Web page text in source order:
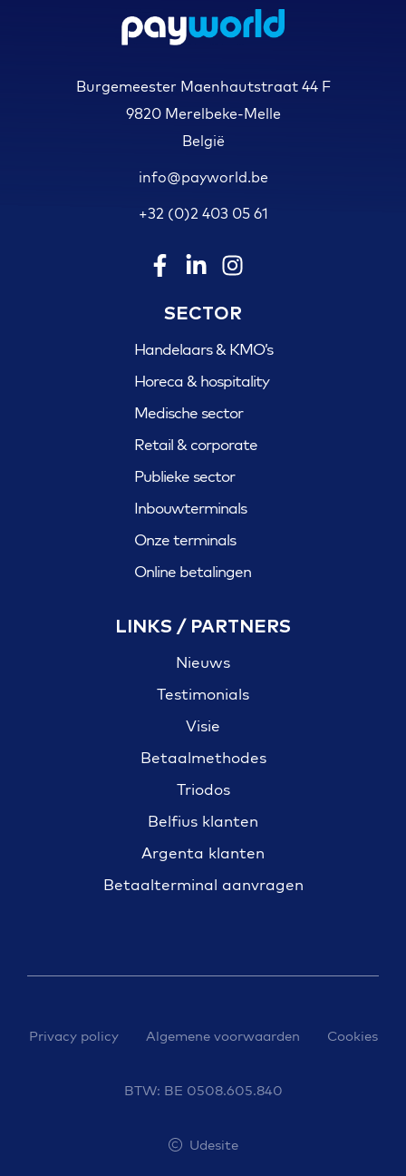
SECTOR
Handelaars & KMO’s
Horeca & hospitality
Medische sector
Retail & corporate
Publieke sector
Inbouwterminals
Onze terminals
Online betalingen
LINKS / PARTNERS
Nieuws
Testimonials
Visie
Betaalmethodes
Triodos
Belfius klanten
Argenta klanten
Betaalterminal aanvragen
Burgemeester Maenhautstraat 44 F
9820 Merelbeke-Melle
België
info@payworld.be
+32 (0)2 403 05 61
Privacy policy Algemene voorwaarden Cookies
BTW: BE 0508.605.840
Udesite